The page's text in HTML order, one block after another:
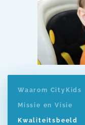
Waarom CityKids
Missie en Visie
Kwaliteitsbeeld